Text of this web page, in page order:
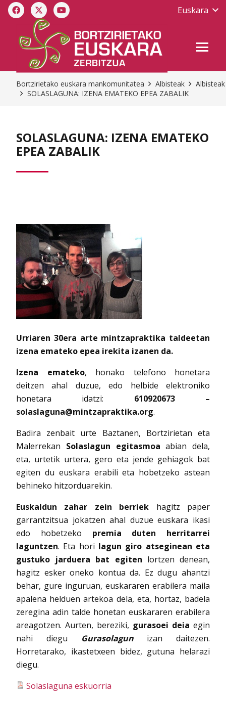
Euskara
Bortzirietako euskara mankomunitatea Albisteak
Albisteak
SOLASLAGUNA: IZENA EMATEKO EPEA ZABALIK
SOLASLAGUNA: IZENA EMATEKO
EPEA ZABALIK
Urriaren 30era arte mintzapraktika taldeetan
izena emateko epea irekita izanen da.
Izena emateko, honako telefono honetara
deitzen ahal duzue, edo helbide elektroniko
honetara idatzi: 610920673 –
solaslaguna@mintzapraktika.org.
Badira zenbait urte Baztanen, Bortzirietan eta
Malerrekan Solaslagun egitasmoa abian dela,
eta, urtetik urtera, gero eta jende gehiagok bat
egiten du euskara erabili eta hobetzeko astean
behineko hitzorduarekin.
Euskaldun zahar zein berriek hagitz paper
garrantzitsua jokatzen ahal duzue euskara ikasi
edo hobetzeko premia duten herritarrei
laguntzen. Eta hori lagun giro atseginean eta
gustuko jarduera bat egiten lortzen denean,
hagitz esker oneko kontua da. Ez dugu ahantzi
behar, gure inguruan, euskararen erabilera maila
apalena helduen artekoa dela, eta, hortaz, badela
zeregina adin talde honetan euskararen erabilera
areagotzen. Aurten, bereziki, gurasoei deia egin
nahi diegu
Gurasolagun izan daitezen.
Horretarako, ikastetxeen bidez, gutuna helarazi
diegu.
Solaslaguna eskuorria